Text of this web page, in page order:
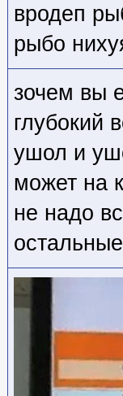
вродеп
рыбо
зочем вы
глубокий
ушол и
может на
не надо